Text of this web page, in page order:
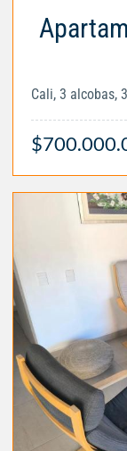
Cali, 3 alcobas,